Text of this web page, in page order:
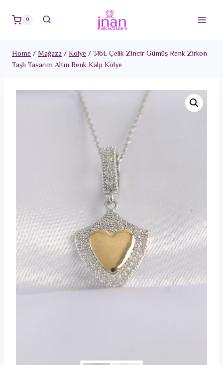
0
Home/Mağaza/Kolye/316L Çelik Zincir Gümüş Renk Zirkon
Taşlı Tasarım Altın Renk Kalp Kolye